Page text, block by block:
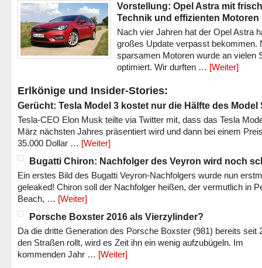
Vorstellung: Opel Astra mit
Technik und effizienten Motoren
Nach vier Jahren hat der Opel Astra
großes Update verpasst bekommen.
sparsamen Motoren wurde an vielen
optimiert. Wir durften … [Weiter]
Erlkönige und Insider-Stories:
Gerücht: Tesla Model 3 kostet nur die Hälfte des Model
Tesla-CEO Elon Musk teilte via Twitter mit, dass das Tesla
März nächsten Jahres präsentiert wird und dann bei einem
35.000 Dollar … [Weiter]
Bugatti Chiron: Nachfolger des Veyron wird noch
Ein erstes Bild des Bugatti Veyron-Nachfolgers wurde nun
geleaked! Chiron soll der Nachfolger heißen, der vermutlich in
Beach, … [Weiter]
Porsche Boxster 2016 als Vierzylinder?
Da die dritte Generation des Porsche Boxster (981) bereits seit
den Straßen rollt, wird es Zeit ihn ein wenig aufzubügeln. Im
kommenden Jahr … [Weiter]